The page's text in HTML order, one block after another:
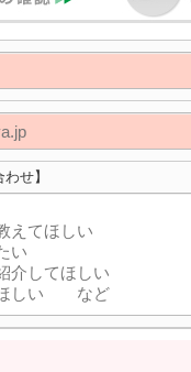
せ】